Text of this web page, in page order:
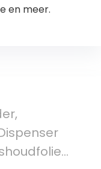
en meer.